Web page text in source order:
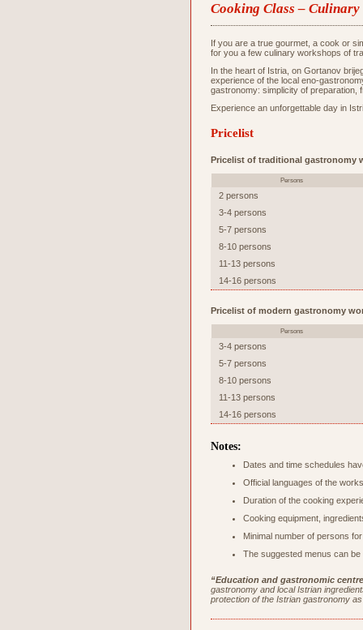
Cooking Class – Culinary
If you are a true gourmet, a cook or
for you a few culinary workshops of
In the heart of Istria, on Gortanov
experience of the local eno-
gastronomy: simplicity of preparation,
Experience an unforgettable day in
Pricelist
Pricelist of traditional gastronomy
Persons
2 persons
3-4 persons
5-7 persons
8-10 persons
11-13 persons
14-16 persons
Pricelist of modern gastronomy
Persons
3-4 persons
5-7 persons
8-10 persons
11-13 persons
14-16 persons
Notes:
Dates and time schedules
Official languages of the
Duration of the cooking
Cooking equipment,
Minimal number of persons
The suggested menus can
“Education and gastronomic
gastronomy and local Istrian
protection of the Istrian gastronomy